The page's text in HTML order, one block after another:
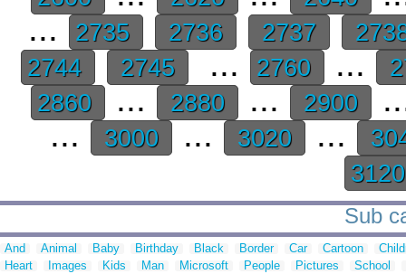
...
2735 2736 2737
2744
2745 ... 2760 ...
2860
... 2880 ... 2900
...
3000 ... 3020 ...
Sub
And Animal Baby Birthday Black Border Car Cartoon
Heart
Images Kids Man Microsoft People Pictures School